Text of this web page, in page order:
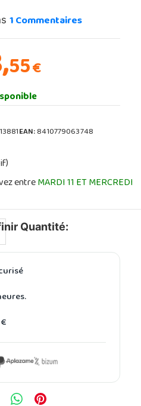
1Commentaires
55€
EAN:8410779063748
entreMARDI 11 ET MERCREDI
Quantité: